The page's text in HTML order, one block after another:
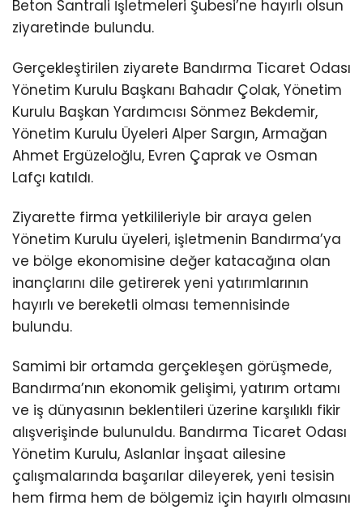
Beton Santrali İşletmeleri Şubesi’ne hayırlı olsun
ziyaretinde bulundu.
Gerçekleştirilen ziyarete Bandırma Ticaret Odası
Yönetim Kurulu Başkanı Bahadır Çolak, Yönetim
Kurulu Başkan Yardımcısı Sönmez Bekdemir,
Yönetim Kurulu Üyeleri Alper Sargın, Armağan
Ahmet Ergüzeloğlu, Evren Çaprak ve Osman
Lafçı katıldı.
Ziyarette firma yetkilileriyle bir araya gelen
Yönetim Kurulu üyeleri, işletmenin Bandırma’ya
ve bölge ekonomisine değer katacağına olan
inançlarını dile getirerek yeni yatırımlarının
hayırlı ve bereketli olması temennisinde
bulundu.
Samimi bir ortamda gerçekleşen görüşmede,
Bandırma’nın ekonomik gelişimi, yatırım ortamı
ve iş dünyasının beklentileri üzerine karşılıklı fikir
alışverişinde bulunuldu. Bandırma Ticaret Odası
Yönetim Kurulu, Aslanlar İnşaat ailesine
çalışmalarında başarılar dileyerek, yeni tesisin
hem firma hem de bölgemiz için hayırlı olmasını